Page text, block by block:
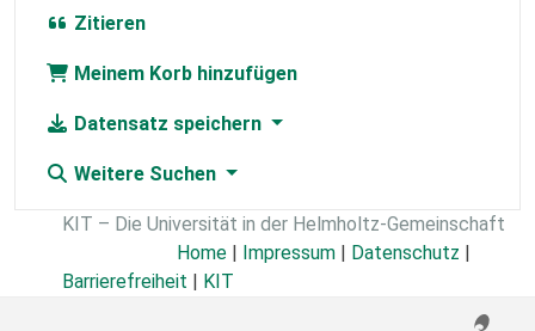
Zitieren
Meinem Korb hinzufügen
Datensatz speichern
Weitere Suchen
KIT – Die Universität in der Helmholtz-Gemeinschaft
Home | Impressum | Datenschutz |
Barrierefreiheit | KIT